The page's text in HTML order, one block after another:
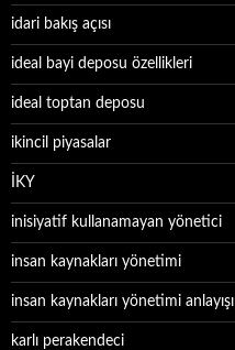
idari bakış açısı
ideal bayi deposu özellikleri
ideal toptan deposu
ikincil piyasalar
İKY
inisiyatif kullanamayan yönetici
insan kaynakları yönetimi
insan kaynakları yönetimi anlayışı
karlı perakendeci